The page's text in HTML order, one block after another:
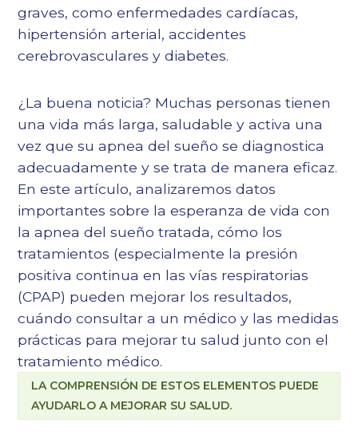
graves, como enfermedades cardíacas,
hipertensión arterial, accidentes
cerebrovasculares y diabetes.
¿La buena noticia? Muchas personas tienen
una vida más larga, saludable y activa una
vez que su apnea del sueño se diagnostica
adecuadamente y se trata de manera eficaz.
En este artículo, analizaremos datos
importantes sobre la esperanza de vida con
la apnea del sueño tratada, cómo los
tratamientos (especialmente la presión
positiva continua en las vías respiratorias
(CPAP) pueden mejorar los resultados,
cuándo consultar a un médico y las medidas
prácticas para mejorar tu salud junto con el
tratamiento médico.
LA COMPRENSIÓN DE ESTOS ELEMENTOS PUEDE
AYUDARLO A MEJORAR SU SALUD.